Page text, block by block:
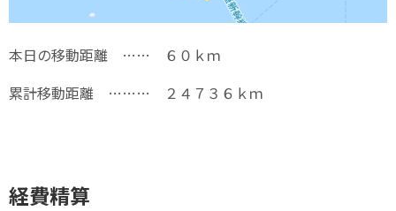
本日の移動距離 …… ６０ｋｍ
累計移動距離 ……… ２４７３６ｋｍ
経費精算